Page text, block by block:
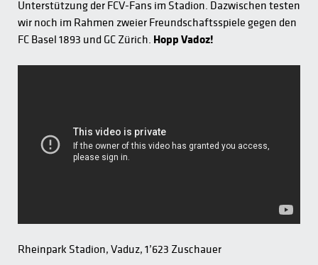
Unterstützung der FCV-Fans im Stadion. Dazwischen testen
wir noch im Rahmen zweier Freundschaftsspiele gegen den
FC Basel 1893 und GC Zürich. Hopp Vadoz!
Rheinpark Stadion, Vaduz, 1’623 Zuschauer